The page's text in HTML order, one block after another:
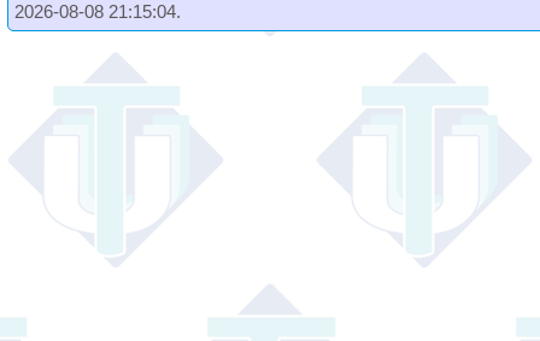
2026-08-08 21:15:04.